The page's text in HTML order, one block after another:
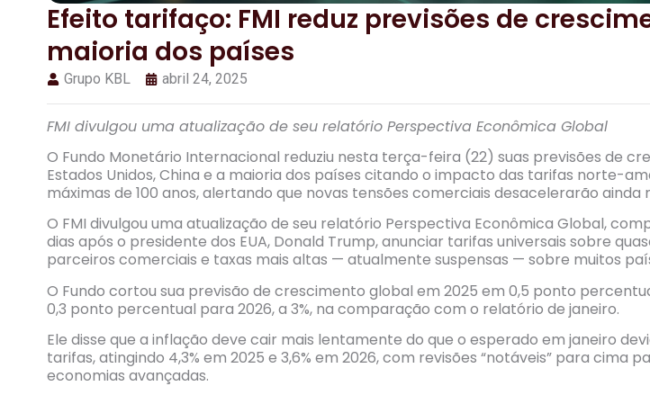
Efeito tarifaço: FMI reduz previsões de
maioria dos países
Grupo KBL abril 24, 2025
FMI divulgou uma atualização de seu relatório Perspectiva Econômica Global
O Fundo Monetário Internacional reduziu nesta terça-feira (22) suas previsões de
Estados Unidos, China e a maioria dos países citando o impacto das tarifas norte-
máximas de 100 anos, alertando que novas tensões comerciais desacelerarão ainda
O FMI divulgou uma atualização de seu relatório Perspectiva Econômica Global,
dias após o presidente dos EUA, Donald Trump, anunciar tarifas universais sobre
parceiros comerciais e taxas mais altas — atualmente suspensas — sobre muitos
O Fundo cortou sua previsão de crescimento global em 2025 em 0,5 ponto
0,3 ponto percentual para 2026, a 3%, na comparação com o relatório de janeiro.
Ele disse que a inflação deve cair mais lentamente do que o esperado em janeiro
tarifas, atingindo 4,3% em 2025 e 3,6% em 2026, com revisões “notáveis” para cima
economias avançadas.